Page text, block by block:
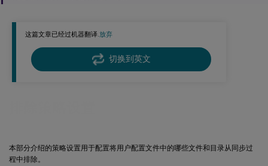
这篇文章已经过机器翻译.放弃
切换到英文
本部分介绍的策略设置用于配置将用户配置文件中的哪些文件和目录从同步过
程中排除。